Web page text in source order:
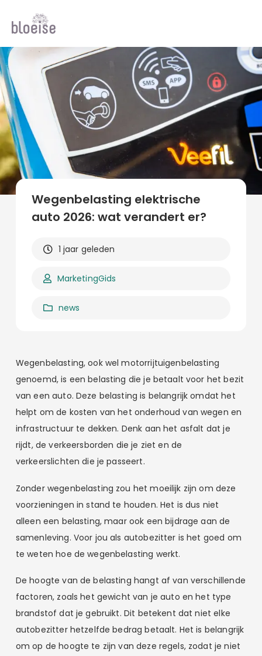
Contentmarketing
Online marketing
Branches
Marketing
Alle soorten artikelen
Alle topics
Wegenbelasting elektrische
auto 2026: wat verandert er?
1 jaar geleden
MarketingGids
news
Wegenbelasting, ook wel motorrijtuigenbelasting
genoemd, is een belasting die je betaalt voor het bezit
van een auto. Deze belasting is belangrijk omdat het
helpt om de kosten van het onderhoud van wegen en
infrastructuur te dekken. Denk aan het asfalt dat je
rijdt, de verkeersborden die je ziet en de
verkeerslichten die je passeert.
Zonder wegenbelasting zou het moeilijk zijn om deze
voorzieningen in stand te houden. Het is dus niet
alleen een belasting, maar ook een bijdrage aan de
samenleving. Voor jou als autobezitter is het goed om
te weten hoe de wegenbelasting werkt.
De hoogte van de belasting hangt af van verschillende
factoren, zoals het gewicht van je auto en het type
brandstof dat je gebruikt. Dit betekent dat niet elke
autobezitter hetzelfde bedrag betaalt. Het is belangrijk
om op de hoogte te zijn van deze regels, zodat je niet